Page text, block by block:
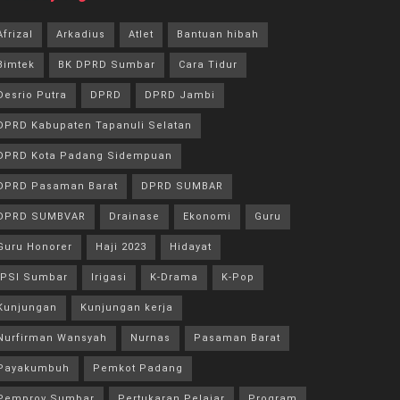
Arkadius Atlet Bantuan hibah
BK DPRD Sumbar Cara Tidur
Putra DPRD DPRD Jambi
Kabupaten Tapanuli Selatan
Kota Padang Sidempuan
Pasaman Barat DPRD SUMBAR
SUMBVAR Drainase Ekonomi Guru
Honorer Haji 2023 Hidayat
Sumbar Irigasi K-Drama K-Pop
Kunjungan kerja
Wansyah Nurnas Pasaman Barat
Pemkot Padang